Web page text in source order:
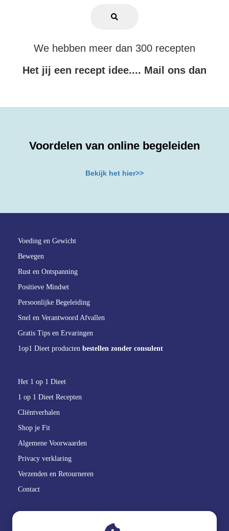
We hebben meer dan 300 recepten
Het jij een recept idee.... Mail ons dan
Voordelen van online begeleiden
Bekijk het hier>>
Voeding en Gewicht
Bewegen
Rust en Ontspanning
Positieve Mindset
Persoonlijke Begeleiding
Snel en Verantwoord Afvallen
Gratis Tips en Ervaringen
1op1 Dieet producten bestellen zonder consulent
Het 1 op 1 Dieet
1 op 1 Dieet Recepten
Cliëntverhalen
Shop je Fit
Algemene Voorwaarden
Privacy verklaring
Verzenden en Retourneren
Contact